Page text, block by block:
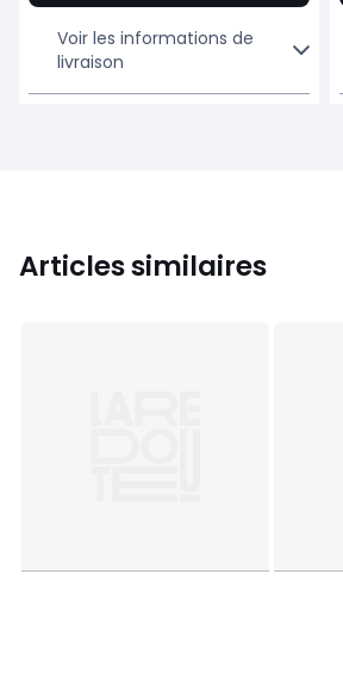
Voir les informations de
livraison
Articles similaires